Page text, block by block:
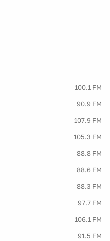
100.1 FM
90.9 FM
107.9 FM
105.3 FM
88.8 FM
88.6 FM
88.3 FM
97.7 FM
106.1 FM
91.5 FM